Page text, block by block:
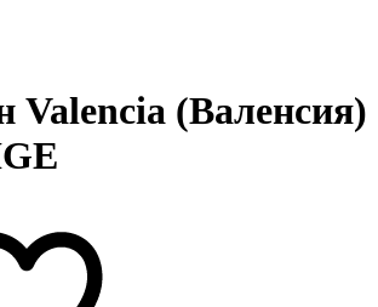
Valencia (Валенсия)